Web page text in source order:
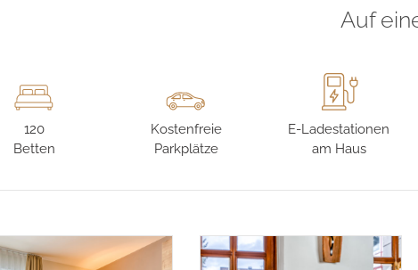
120
Kostenfreie
E-Ladestationen